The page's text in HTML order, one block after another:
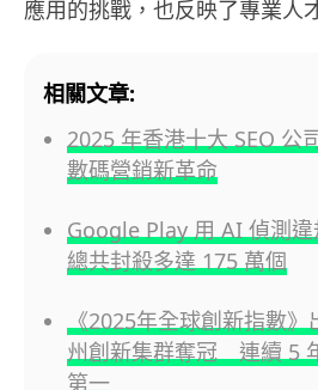
應用的挑戰，也反映了專業人
相關文章:
2025 年香港十大 SEO
數碼營銷新革命
Google Play 用 AI 偵測
總共封殺多達 175 萬個
《2025年全球創新指數
州創新集群奪冠 連續 5
第一